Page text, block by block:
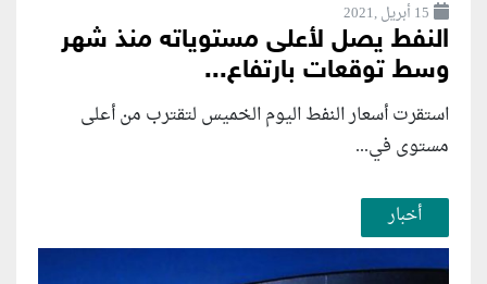
15 أبريل ,2021
النفط يصل لأعلى مستوياته منذ شهر
وسط توقعات بارتفاع...
استقرت أسعار النفط اليوم الخميس لتقترب من أعلى
مستوى في...
أخبار